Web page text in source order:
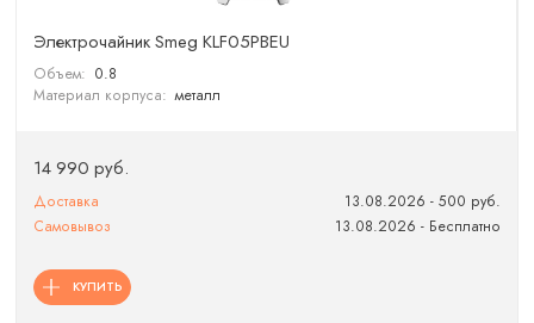
Электрочайник Smeg KLF05PBEU
Объем: 0.8
Материал корпуса: металл
14 990 руб.
Доставка
13.08.2026 - 500 руб.
Самовывоз
13.08.2026 - Бесплатно
КУПИТЬ